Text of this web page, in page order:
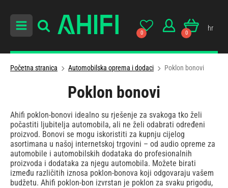
0 0
hr
Početna stranica Automobilska oprema i dodaci Poklon bonovi
Poklon bonovi
Ahifi poklon-bonovi idealno su rješenje za svakoga tko želi
počastiti ljubitelja automobila, ali ne želi odabrati određeni
proizvod. Bonovi se mogu iskoristiti za kupnju cijelog
asortimana u našoj internetskoj trgovini – od audio opreme za
automobile i automobilskih dodataka do profesionalnih
proizvoda i dodataka za njegu automobila. Možete birati
između različitih iznosa poklon-bonova koji odgovaraju vašem
budžetu. Ahifi poklon-bon izvrstan je poklon za svaku prigodu,